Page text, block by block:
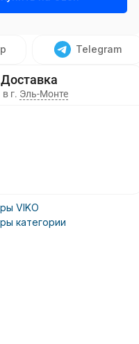
Telegram
в г. Эль-Монте
VIKO
категории